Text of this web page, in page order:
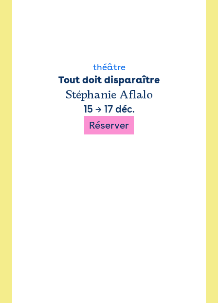
théâtre
Tout doit disparaître
Stéphanie Aflalo
15 → 17 déc.
Réserver